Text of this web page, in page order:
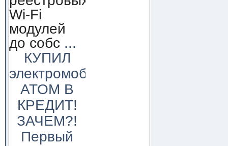
Wi-Fi
модулей
до собс ...
КУПИЛ
электромобиль
АТОМ В
КРЕДИТ!
ЗАЧЕМ?!
Первый